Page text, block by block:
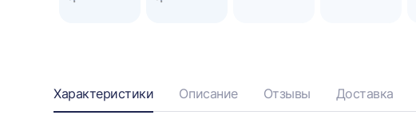
Информация
Характеристики Описание Отзывы Доставка